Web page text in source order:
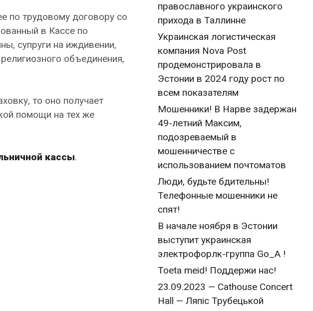
по трудовому договору со
в Кассе по
супруги на иждивении,
объединения,
то оно получает
помощи на тех же
кассы.
православного украинского
прихода в Таллинне
Украинская логистическая
компания Nova Post
продемонстрировала в
Эстонии в 2024 году рост по
всем показателям
Мошенники! В Нарве задержан
49-летний Максим,
подозреваемый в
мошенничестве с
использованием почтоматов
Люди, будьте бдительны!
Телефонные мошенники не
спят!
В начале ноября в Эстонии
выступит украинская
электрофорлк-группа Go_A !
Toeta meid! Поддержи нас!
23.09.2023 — Cathouse Concert
Hall — Ляпіс Трубецькой